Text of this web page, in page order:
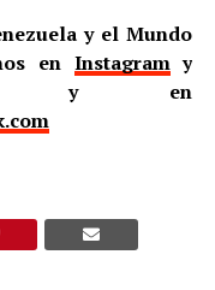
y el Mundo
en Instagramy
en